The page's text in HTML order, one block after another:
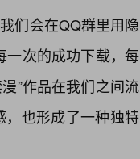
们会在QQ群里用隐
一次的成功下载，每
”作品在我们之间流
，也形成了一种独特